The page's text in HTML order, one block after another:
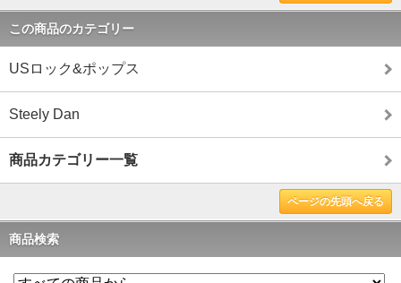
この商品のカテゴリー
USロック&ポップス
Steely Dan
商品カテゴリー一覧
ページの先頭へ戻る
商品検索